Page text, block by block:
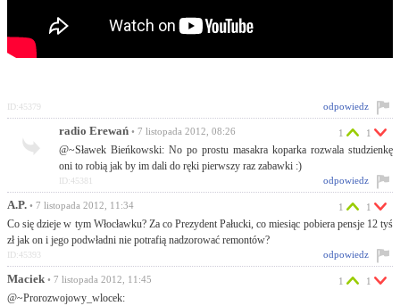
odpowiedz
ID:45379
radio Erewań • 7 listopada 2012, 08:26
@~Sławek Bieńkowski: No po prostu masakra koparka rozwala studzienkę
oni to robią jak by im dali do ręki pierwszy raz zabawki :)
1 1
odpowiedz
ID:45381
A.P. • 7 listopada 2012, 11:34
Co się dzieje w tym Włocławku? Za co Prezydent Pałucki, co miesiąc pobiera pensje 12 tyś
zł jak on i jego podwładni nie potrafią nadzorować remontów?
1 1
odpowiedz
ID:45393
Maciek • 7 listopada 2012, 11:45
@~Prorozwojowy_wlocek:
1 1